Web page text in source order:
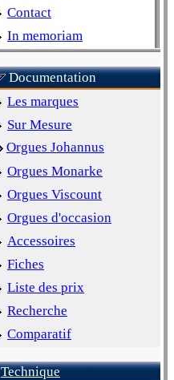
Contact
In memoriam
Documentation
Les marques
Sur Mesure
Orgues Johannus
Orgues Monarke
Orgues Viscount
Orgues d'occasion
Accessoires
Fiches
Liste des prix
Recherche
Comparatif
Technique